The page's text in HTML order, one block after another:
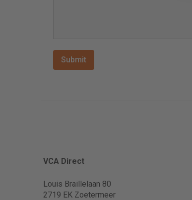
VCA Direct
Louis Braillelaan 80
2719 EK Zoetermeer